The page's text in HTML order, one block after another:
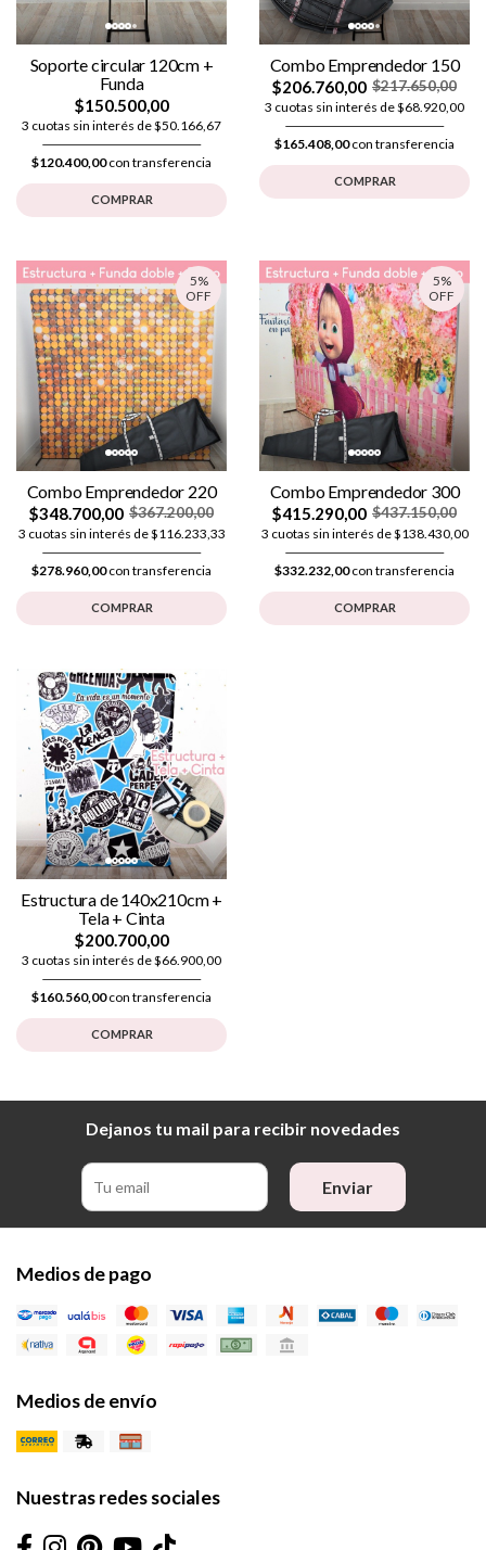
Soporte circular 120cm +
Funda
$150.500,00
3 cuotas sin interés de $50.166,67
$120.400,00con transferencia
COMPRAR
Combo Emprendedor 150
$206.760,00 $217.650,00
3 cuotas sin interés de $68.920,00
$165.408,00con transferencia
COMPRAR
5%
OFF
Combo Emprendedor 220
$348.700,00 $367.200,00
3 cuotas sin interés de $116.233,33
$278.960,00con transferencia
COMPRAR
5%
OFF
Combo Emprendedor 300
$415.290,00 $437.150,00
3 cuotas sin interés de $138.430,00
$332.232,00con transferencia
COMPRAR
Estructura de 140x210cm +
Tela + Cinta
$200.700,00
3 cuotas sin interés de $66.900,00
$160.560,00con transferencia
COMPRAR
Dejanos tu mail para recibir novedades
Enviar
Medios de pago
Medios de envío
Nuestras redes sociales